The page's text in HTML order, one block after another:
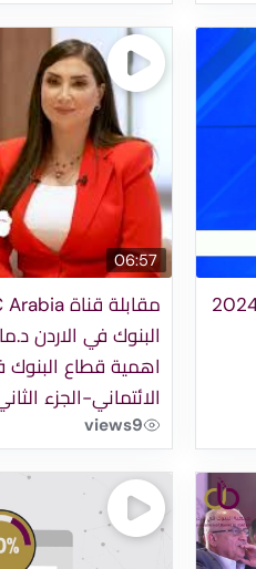
06:57
البنوك في الاردن
اهمية قطاع البنوك
الائتماني-الجزء
9
views